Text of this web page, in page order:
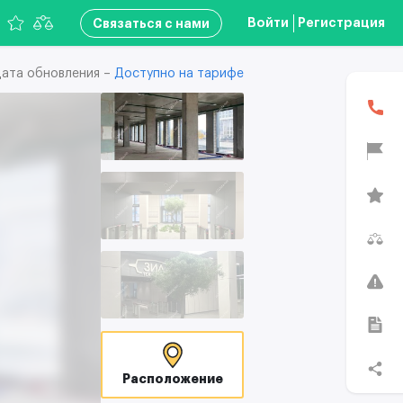
Связаться с нами Войти Регистрация
обновления – Доступно на тарифе
Расположение